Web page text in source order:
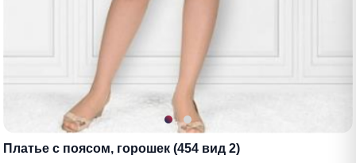
Платье с поясом, горошек (454 вид 2)